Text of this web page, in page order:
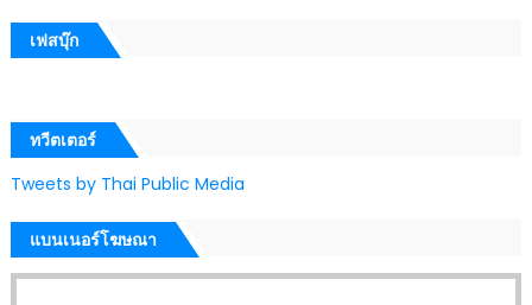
เฟสบุ๊ก
ทวีตเตอร์
Tweets by Thai Public Media
แบนเนอร์โฆษณา